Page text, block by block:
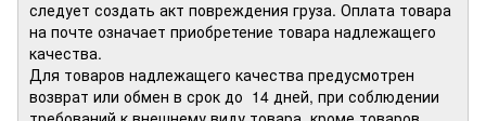
следует создать акт повреждения груза. Оплата товара
на почте означает приобретение товара надлежащего
качества.
Для товаров надлежащего качества предусмотрен
возврат или обмен в срок до 14 дней, при соблюдении